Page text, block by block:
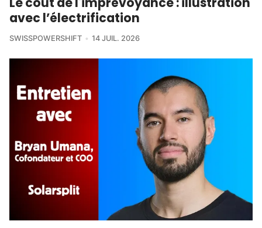
avec l’électrification
SWISSPOWERSHIFT 14 JUIL. 2026